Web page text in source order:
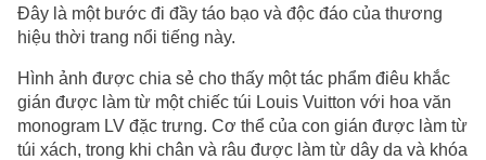
Đây là một bước đi đầy táo bạo và độc đáo của thương
hiệu thời trang nổi tiếng này.
Hình ảnh được chia sẻ cho thấy một tác phẩm điêu khắc
gián được làm từ một chiếc túi Louis Vuitton với hoa văn
monogram LV đặc trưng. Cơ thể của con gián được làm từ
túi xách, trong khi chân và râu được làm từ dây da và khóa